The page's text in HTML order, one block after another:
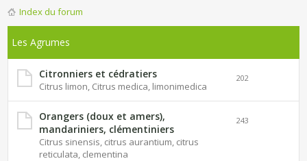
Index du forum
Les Agrumes
Citronniers et cédratiers
Citrus limon, Citrus medica, limonimedica
202
Orangers (doux et amers),
mandariniers, clémentiniers
Citrus sinensis, citrus aurantium, citrus
reticulata, clementina
243